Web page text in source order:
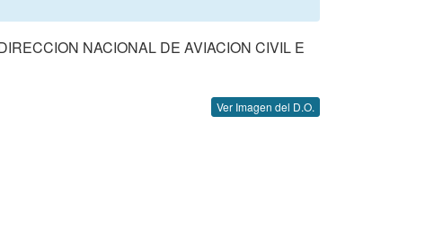
NACIONAL DE AVIACION CIVIL E
Ver Imagen del D.O.